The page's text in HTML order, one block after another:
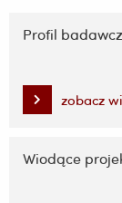
nawigację
treści
Profil
zobacz
Wiodące